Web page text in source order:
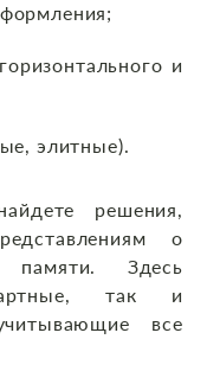
и
элитные).
решения,
о
памяти. Здесь
так и
все